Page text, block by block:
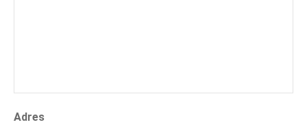
Adres